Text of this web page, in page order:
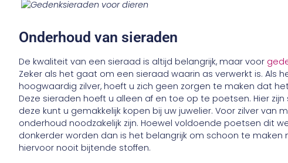
Onderhoud van sieraden
De kwaliteit van een sieraad is altijd belangrijk, maar voor
Zeker als het gaat om een sieraad waarin as verwerkt is. Als
hoogwaardig zilver, hoeft u zich geen zorgen te maken dat
Deze sieraden hoeft u alleen af en toe op te poetsen. Hier
deze kunt u gemakkelijk kopen bij uw juwelier. Voor zilver van
onderhoud noodzakelijk zijn. Hoewel voldoende poetsen dit
donkerder worden dan is het belangrijk om schoon te maken
hiervoor nooit bijtende stoffen.